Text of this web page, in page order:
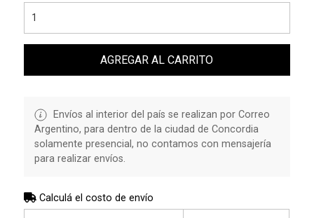
AGREGAR AL CARRITO
Envíos al interior del país se realizan por Correo
Argentino, para dentro de la ciudad de Concordia
solamente presencial, no contamos con mensajería
para realizar envíos.
Calculá el costo de envío